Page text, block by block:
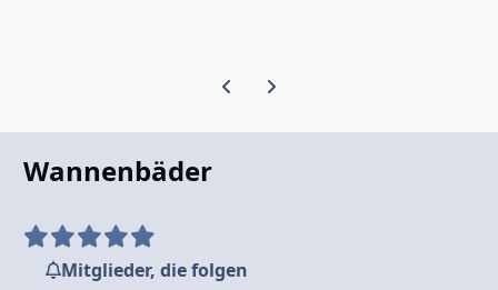
Vorherige Karussell-Folie
Nächste Karussell-Folie
Wannenbäder
Mitglieder, die folgen